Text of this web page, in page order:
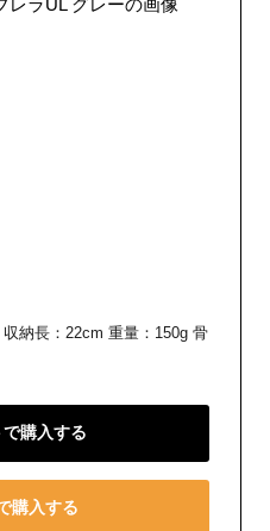
納長：22cm 重量：150g 骨
購入する
購入する